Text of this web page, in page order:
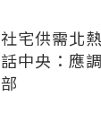
社宅供需北
話中央：應
部